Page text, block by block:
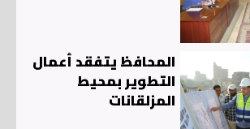
المحافظ يتفقد أعمال
التطوير بمحيط
المزلقانات